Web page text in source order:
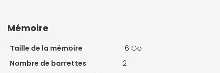
Mémoire
Taille de la mémoire
16 Go
Nombre de barrettes
2